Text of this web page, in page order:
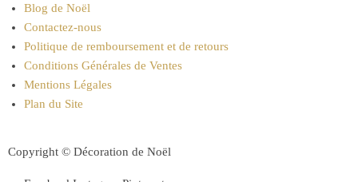
Blog de Noël
Contactez-nous
Politique de remboursement et de retours
Conditions Générales de Ventes
Mentions Légales
Plan du Site
Copyright © Décoration de Noël